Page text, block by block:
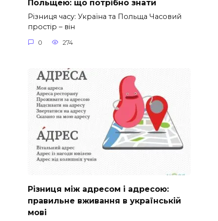
Польщею: що потрібно знати
Різниця часу: Україна та Польща Часовий
простір – він
0 274
Різниця між адресом і адресою:
правильне вживання в українській
мові